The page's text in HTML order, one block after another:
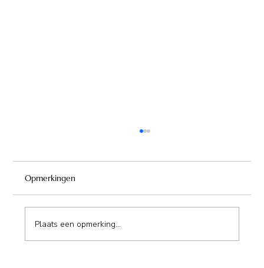
Sandaya Camping Île des Papes
Opmerkingen
Plaats een opmerking...